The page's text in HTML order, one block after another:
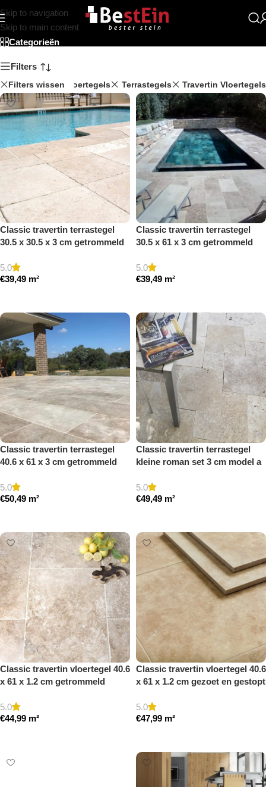
Skip to navigation
Skip to main content
Winkel
Categorieën
Filters
Filters wissen
Classic Vloertegels Terrastegels Travertin Vloertegels
Classic travertin terrastegel
30.5 x 30.5 x 3 cm getrommeld
5.0
€39,49 m²
Classic travertin terrastegel
30.5 x 61 x 3 cm getrommeld
5.0
€39,49 m²
Classic travertin terrastegel
40.6 x 61 x 3 cm getrommeld
5.0
€50,49 m²
Classic travertin terrastegel
kleine roman set 3 cm model a
5.0
€49,49 m²
Classic travertin vloertegel 40.6
x 61 x 1.2 cm getrommeld
5.0
€44,99 m²
Classic travertin vloertegel 40.6
x 61 x 1.2 cm gezoet en gestopt
5.0
€47,99 m²